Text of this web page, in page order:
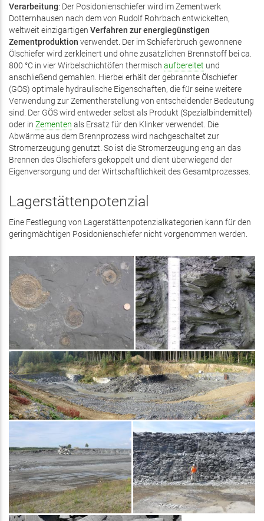
Verarbeitung: Der Posidonienschiefer wird im Zementwerk
Dotternhausen nach dem von Rudolf Rohrbach entwickelten,
weltweit einzigartigen Verfahren zur energiegünstigen
Zementproduktion verwendet. Der im Schieferbruch gewonnene
Ölschiefer wird zerkleinert und ohne zusätzlichen Brennstoff bei ca.
800 °C in vier Wirbelschichtöfen thermisch aufbereitet und
anschließend gemahlen. Hierbei erhält der gebrannte Ölschiefer
(GÖS) optimale hydraulische Eigenschaften, die für seine weitere
Verwendung zur Zementherstellung von entscheidender Bedeutung
sind. Der GÖS wird entweder selbst als Produkt (Spezialbindemittel)
oder in Zementen als Ersatz für den Klinker verwendet. Die
Abwärme aus dem Brennprozess wird nachgeschaltet zur
Stromerzeugung genutzt. So ist die Stromerzeugung eng an das
Brennen des Ölschiefers gekoppelt und dient überwiegend der
Eigenversorgung und der Wirtschaftlichkeit des Gesamtprozesses.
Lagerstättenpotenzial
Eine Festlegung von Lagerstättenpotenzialkategorien kann für den
geringmächtigen Posidonienschiefer nicht vorgenommen werden.